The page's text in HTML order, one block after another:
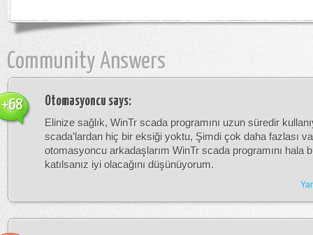
Community Answers
Otomasyoncu says:
Elinize sağlık, WinTr scada programını uzun süredir
scada’lardan hiç bir eksiği yoktu, Şimdi çok daha fazlası
otomasyoncu arkadaşlarım WinTr scada programını hala
katılsanız iyi olacağını düşünüyorum.
+68